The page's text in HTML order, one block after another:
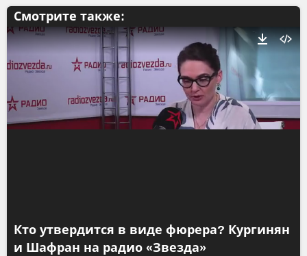
Смотрите также:
Кто утвердится в виде фюрера? Кургинян
и Шафран на радио «Звезда»